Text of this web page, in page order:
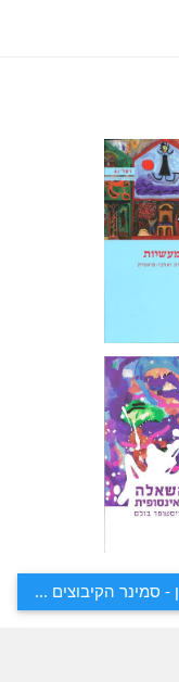
- סמינר הקיבוצים ...